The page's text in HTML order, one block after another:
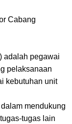
Cabang
adalah pegawai
pelaksanaan
kebutuhan unit
mendukung
tugas lain